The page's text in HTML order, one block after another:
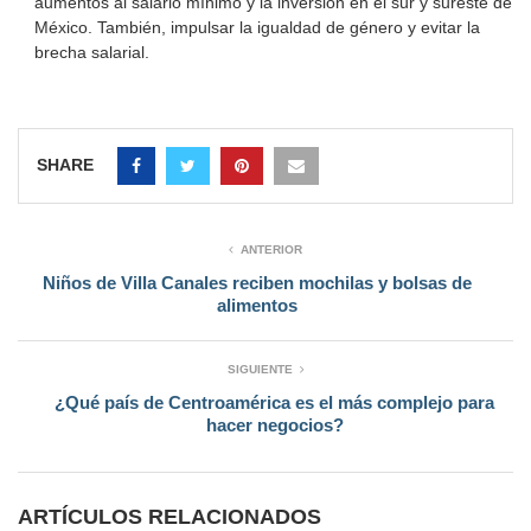
México. También, impulsar la igualdad de género y evitar la
brecha salarial.
SHARE
ANTERIOR
Niños de Villa Canales reciben mochilas y bolsas de
alimentos
SIGUIENTE
¿Qué país de Centroamérica es el más complejo para
hacer negocios?
ARTÍCULOS RELACIONADOS